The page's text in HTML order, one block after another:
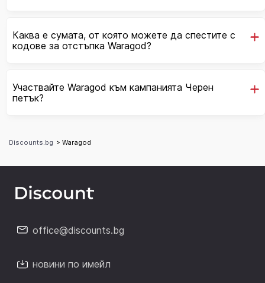
Каква е сумата, от която можете да спестите с
кодове за отстъпка Waragod?
Участвайте Waragod към кампанията Черен
петък?
Discounts.bg > Waragod
office@discounts.bg
новини по имейл